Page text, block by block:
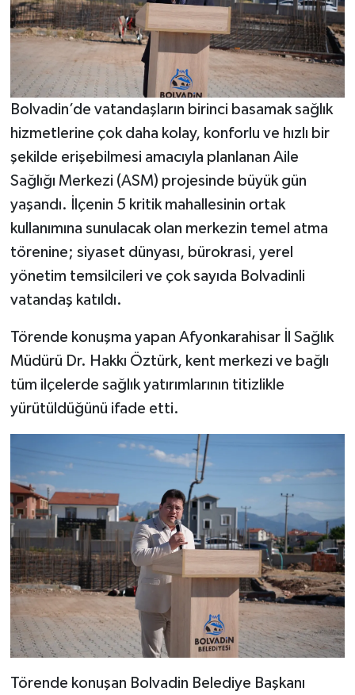
Bolvadin’de vatandaşların birinci basamak sağlık
hizmetlerine çok daha kolay, konforlu ve hızlı bir
şekilde erişebilmesi amacıyla planlanan Aile
Sağlığı Merkezi (ASM) projesinde büyük gün
yaşandı. İlçenin 5 kritik mahallesinin ortak
kullanımına sunulacak olan merkezin temel atma
törenine; siyaset dünyası, bürokrasi, yerel
yönetim temsilcileri ve çok sayıda Bolvadinli
vatandaş katıldı.
Törende konuşma yapan Afyonkarahisar İl Sağlık
Müdürü Dr. Hakkı Öztürk, kent merkezi ve bağlı
tüm ilçelerde sağlık yatırımlarının titizlikle
yürütüldüğünü ifade etti.
Törende konuşan Bolvadin Belediye Başkanı